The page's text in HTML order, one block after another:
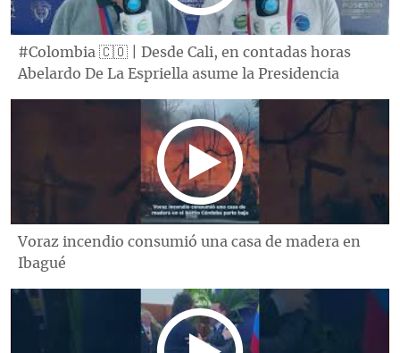
#Colombia 🇨🇴 | Desde Cali, en contadas horas
Abelardo De La Espriella asume la Presidencia
Voraz incendio consumió una casa de madera en
Ibagué